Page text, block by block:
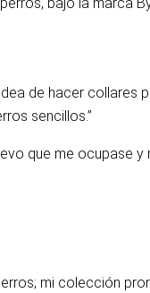
de hacer collares
sencillos.”
que me ocupase y
mi colección